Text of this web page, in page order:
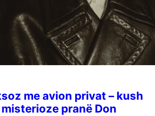
me avion privat – kush
pranë Don